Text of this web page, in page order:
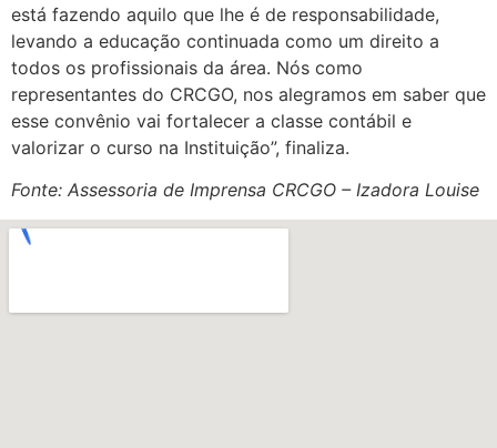
está fazendo aquilo que lhe é de responsabilidade,
levando a educação continuada como um direito a
todos os profissionais da área. Nós como
representantes do CRCGO, nos alegramos em saber que
esse convênio vai fortalecer a classe contábil e
valorizar o curso na Instituição”, finaliza.
Fonte: Assessoria de Imprensa CRCGO – Izadora Louise